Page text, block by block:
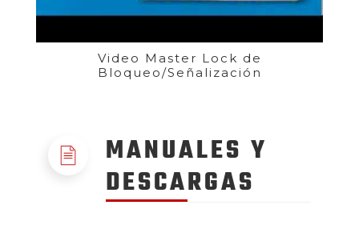
Video Master Lock de
Bloqueo/Señalización
MANUALES Y
DESCARGAS